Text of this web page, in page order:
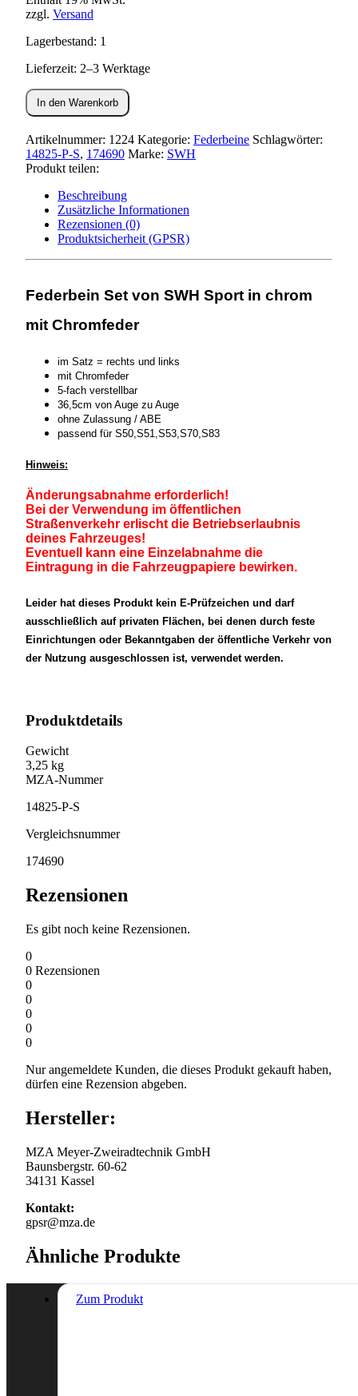
zzgl. Versand
Lagerbestand: 1
Lieferzeit: 2–3 Werktage
Federbein
Set
Sport
chrom
Menge
In den Warenkorb
Artikelnummer: 1224 Kategorie: Federbeine Schlagwörter:
14825-P-S, 174690 Marke: SWH
Produkt teilen:
Beschreibung
Zusätzliche Informationen
Rezensionen (0)
Produktsicherheit (GPSR)
Federbein Set von SWH Sport in chrom
mit Chromfeder
im Satz = rechts und links
mit Chromfeder
5-fach verstellbar
36,5cm von Auge zu Auge
ohne Zulassung / ABE
passend für S50,S51,S53,S70,S83
Hinweis:
Änderungsabnahme erforderlich!
Bei der Verwendung im öffentlichen
Straßenverkehr erlischt die Betriebserlaubnis
deines Fahrzeuges!
Eventuell kann eine Einzelabnahme die
Eintragung in die Fahrzeugpapiere bewirken.
Leider hat dieses Produkt kein E-Prüfzeichen und darf
ausschließlich auf privaten Flächen, bei denen durch feste
Einrichtungen oder Bekanntgaben der öffentliche Verkehr von
der Nutzung ausgeschlossen ist, verwendet werden.
Produktdetails
Gewicht
3,25 kg
MZA-Nummer
14825-P-S
Vergleichsnummer
174690
Rezensionen
Es gibt noch keine Rezensionen.
0
0 Rezensionen
0
0
0
0
0
Nur angemeldete Kunden, die dieses Produkt gekauft haben,
dürfen eine Rezension abgeben.
Hersteller:
MZA Meyer-Zweiradtechnik GmbH
Baunsbergstr. 60-62
34131 Kassel
Kontakt:
gpsr@mza.de
Ähnliche Produkte
Zum Produkt